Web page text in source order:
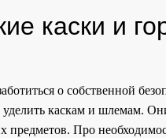
каски и
о собственной
уделить каскам и
предметов. Про